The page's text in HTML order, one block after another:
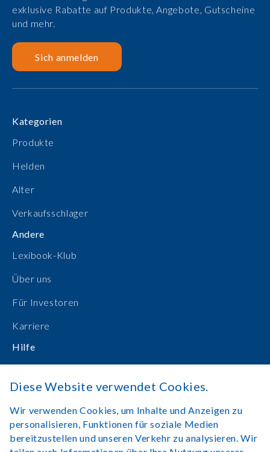
exklusive Rabatte auf Produkte, Angebote, Gutscheine
und mehr.
Sich anmelden
Kategorien
Produkte
Helden
Alter
Verkaufsschlager
Andere
Lexibook-Klub
Über uns
Für Investoren
Karriere
Hilfe
Bedienungsanleitungen
Online einkaufen
Kontakt
Anmelden
Diese Website verwendet Cookies.
Wir verwenden Cookies, um Inhalte und Anzeigen zu
personalisieren, Funktionen für soziale Medien
bereitzustellen und unseren Verkehr zu analysieren. Wir